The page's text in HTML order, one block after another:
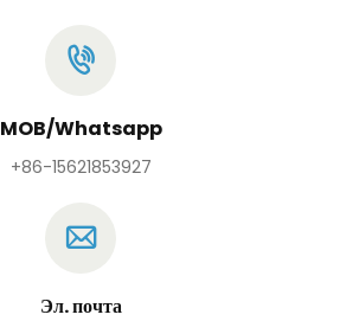
MOB/Whatsapp
+86-15621853927
Эл. почта